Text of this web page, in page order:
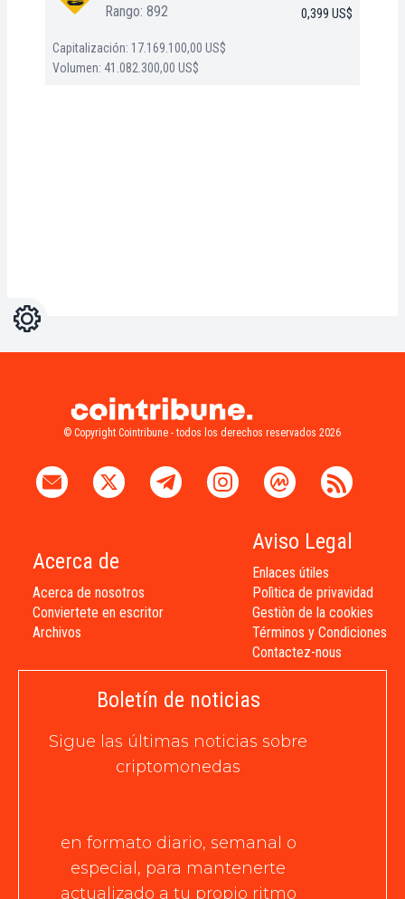
Rango: 892 0,399 US$
Capitalización: 17.169.100,00 US$
Volumen: 41.082.300,00 US$
Ajustes
© Copyright Cointribune - todos los derechos reservados 2026
Acerca de
Acerca de nosotros
Conviertete en escritor
Archivos
Aviso Legal
Enlaces útiles
Polìtica de privavidad
Gestiòn de la cookies
Términos y Condiciones
Contactez-nous
Boletín de noticias
Sigue las últimas noticias sobre
criptomonedas
en formato diario, semanal o
especial, para mantenerte
actualizado a tu propio ritmo